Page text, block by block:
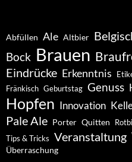
Abfüllen Ale Altbier
Bock Brauen
Eindrücke Erkenntnis
Fränkisch Geburtstag Genuss
Hopfen Innovation
Pale Ale Porter Quitten
Tips & Tricks Veranstaltung
Überraschung